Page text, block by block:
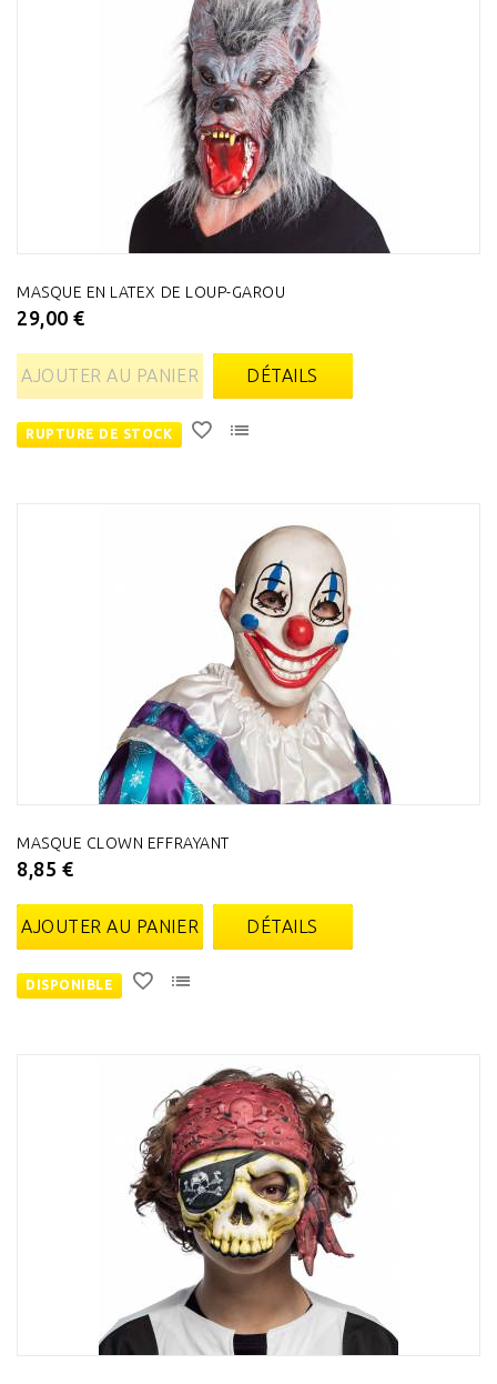
MASQUE EN LATEX DE LOUP-GAROU
29,00 €
AJOUTER AU PANIER DÉTAILS
RUPTURE DE STOCK
MASQUE CLOWN EFFRAYANT
8,85 €
AJOUTER AU PANIER DÉTAILS
DISPONIBLE